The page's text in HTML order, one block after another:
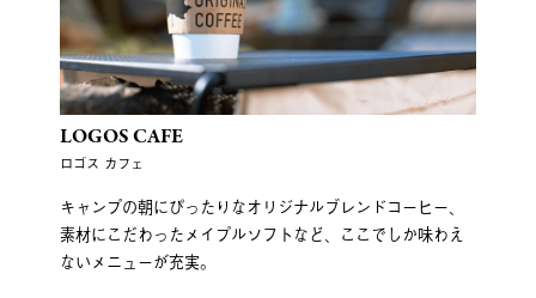
LOGOS CAFE
ロゴス カフェ
キャンプの朝にぴったりなオリジナルブレンドコーヒー、
素材にこだわったメイプルソフトなど、ここでしか味わえ
ないメニューが充実。